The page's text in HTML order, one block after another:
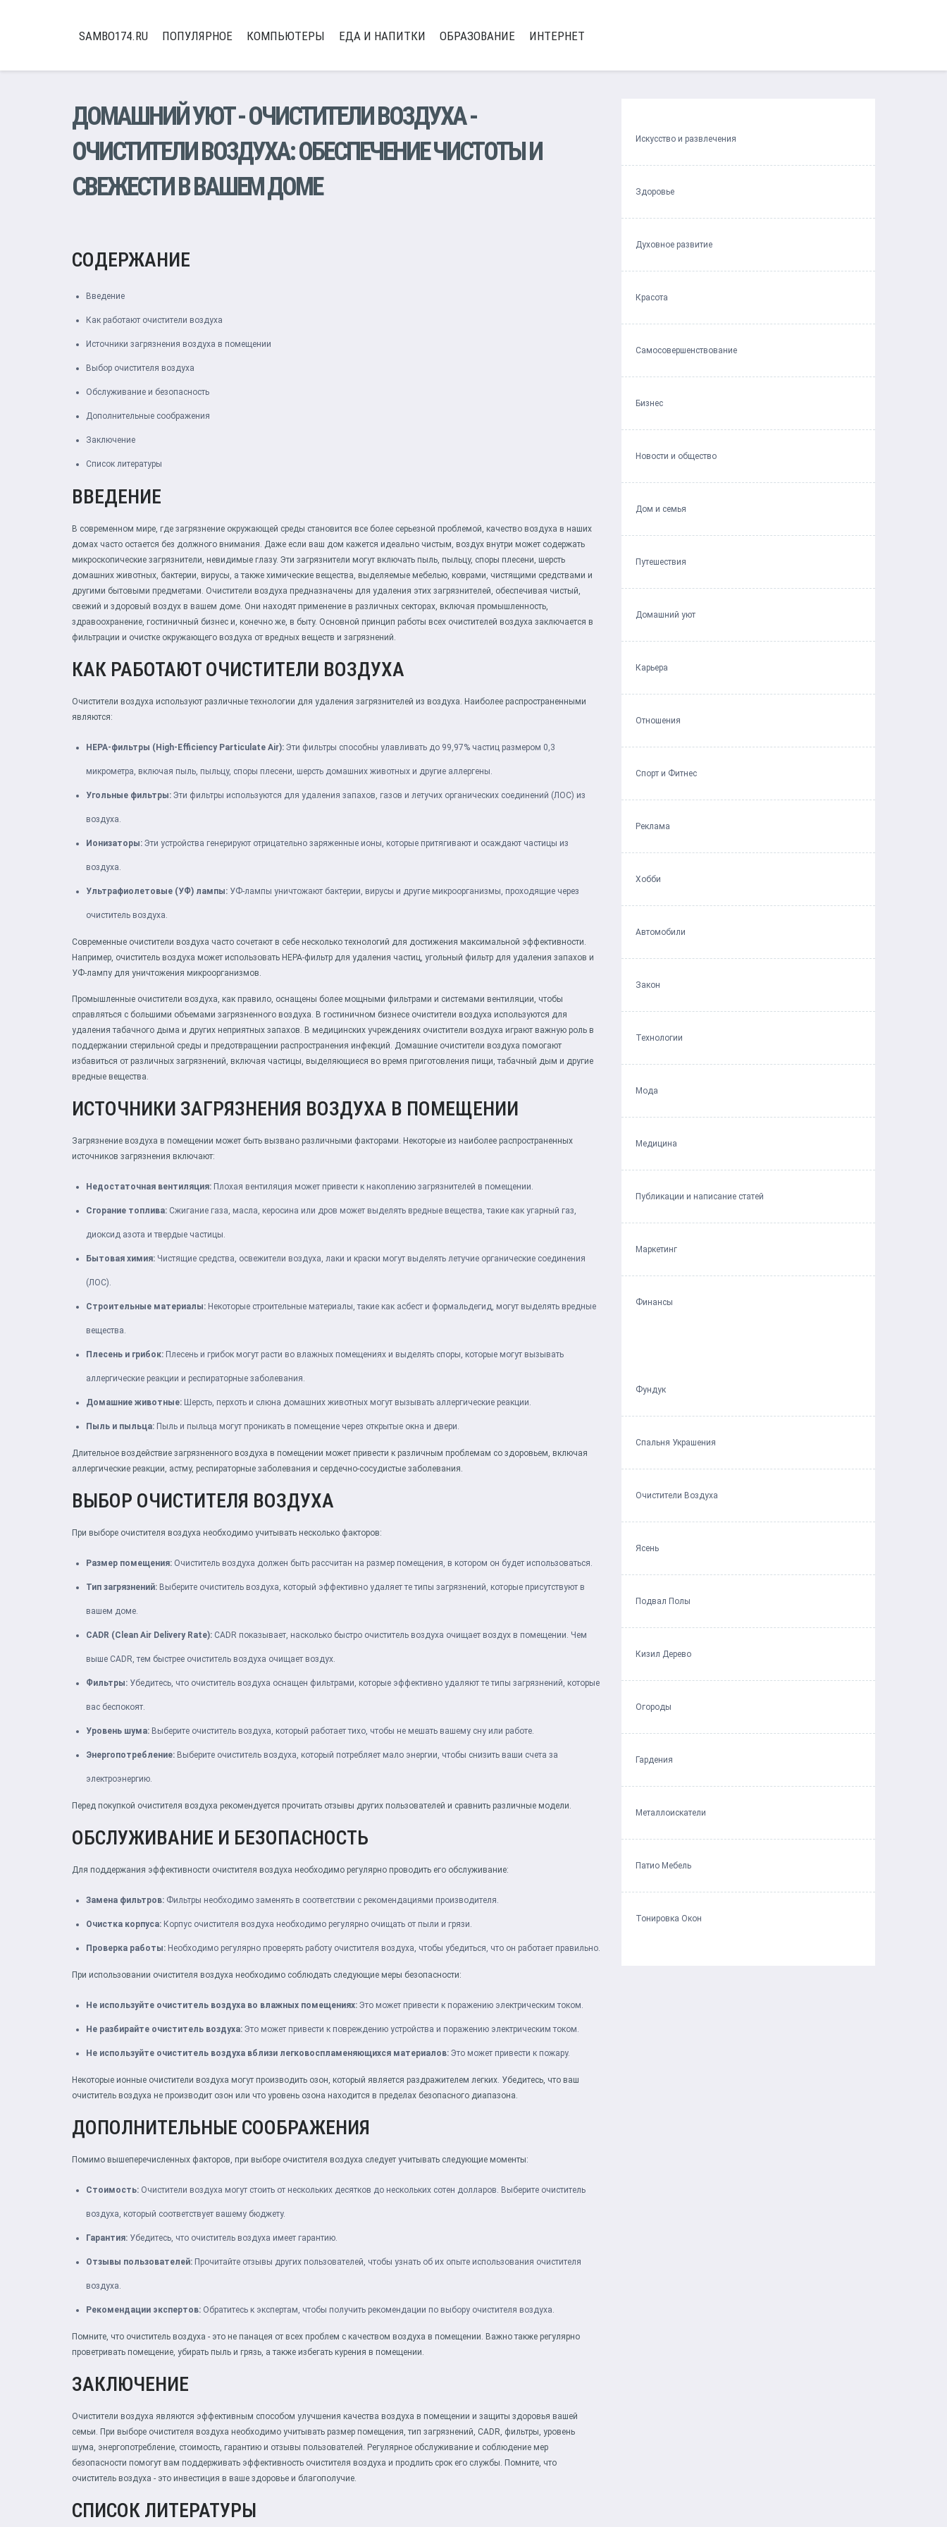
SAMBO174.RU ПОПУЛЯРНОЕ КОМПЬЮТЕРЫ ЕДА И НАПИТКИ ОБРАЗОВАНИЕ ИНТЕРНЕТ
ДОМАШНИЙ УЮТ-ОЧИСТИТЕЛИ ВОЗДУХА-
ОЧИСТИТЕЛИ ВОЗДУХА: ОБЕСПЕЧЕНИЕ ЧИСТОТЫ И
СВЕЖЕСТИ В ВАШЕМ ДОМЕ
СОДЕРЖАНИЕ
Введение
Как работают очистители воздуха
Источники загрязнения воздуха в помещении
Выбор очистителя воздуха
Обслуживание и безопасность
Дополнительные соображения
Заключение
Список литературы
ВВЕДЕНИЕ
В современном мире, где загрязнение окружающей среды становится все более серьезной проблемой, качество воздуха в наших
домах часто остается без должного внимания. Даже если ваш дом кажется идеально чистым, воздух внутри может содержать
микроскопические загрязнители, невидимые глазу. Эти загрязнители могут включать пыль, пыльцу, споры плесени, шерсть
домашних животных, бактерии, вирусы, а также химические вещества, выделяемые мебелью, коврами, чистящими средствами и
другими бытовыми предметами. Очистители воздуха предназначены для удаления этих загрязнителей, обеспечивая чистый,
свежий и здоровый воздух в вашем доме. Они находят применение в различных секторах, включая промышленность,
здравоохранение, гостиничный бизнес и, конечно же, в быту. Основной принцип работы всех очистителей воздуха заключается в
фильтрации и очистке окружающего воздуха от вредных веществ и загрязнений.
КАК РАБОТАЮТ ОЧИСТИТЕЛИ ВОЗДУХА
Очистители воздуха используют различные технологии для удаления загрязнителей из воздуха. Наиболее распространенными
являются:
HEPA-фильтры (High-Efficiency Particulate Air): Эти фильтры способны улавливать до 99,97% частиц размером 0,3
микрометра, включая пыль, пыльцу, споры плесени, шерсть домашних животных и другие аллергены.
Угольные фильтры: Эти фильтры используются для удаления запахов, газов и летучих органических соединений (ЛОС) из
воздуха.
Ионизаторы: Эти устройства генерируют отрицательно заряженные ионы, которые притягивают и осаждают частицы из
воздуха.
Ультрафиолетовые (УФ) лампы: УФ-лампы уничтожают бактерии, вирусы и другие микроорганизмы, проходящие через
очиститель воздуха.
Современные очистители воздуха часто сочетают в себе несколько технологий для достижения максимальной эффективности.
Например, очиститель воздуха может использовать HEPA-фильтр для удаления частиц, угольный фильтр для удаления запахов и
УФ-лампу для уничтожения микроорганизмов.
Промышленные очистители воздуха, как правило, оснащены более мощными фильтрами и системами вентиляции, чтобы
справляться с большими объемами загрязненного воздуха. В гостиничном бизнесе очистители воздуха используются для
удаления табачного дыма и других неприятных запахов. В медицинских учреждениях очистители воздуха играют важную роль в
поддержании стерильной среды и предотвращении распространения инфекций. Домашние очистители воздуха помогают
избавиться от различных загрязнений, включая частицы, выделяющиеся во время приготовления пищи, табачный дым и другие
вредные вещества.
ИСТОЧНИКИ ЗАГРЯЗНЕНИЯ ВОЗДУХА В ПОМЕЩЕНИИ
Загрязнение воздуха в помещении может быть вызвано различными факторами. Некоторые из наиболее распространенных
источников загрязнения включают:
Недостаточная вентиляция: Плохая вентиляция может привести к накоплению загрязнителей в помещении.
Сгорание топлива: Сжигание газа, масла, керосина или дров может выделять вредные вещества, такие как угарный газ,
диоксид азота и твердые частицы.
Бытовая химия: Чистящие средства, освежители воздуха, лаки и краски могут выделять летучие органические соединения
(ЛОС).
Строительные материалы: Некоторые строительные материалы, такие как асбест и формальдегид, могут выделять вредные
вещества.
Плесень и грибок: Плесень и грибок могут расти во влажных помещениях и выделять споры, которые могут вызывать
аллергические реакции и респираторные заболевания.
Домашние животные: Шерсть, перхоть и слюна домашних животных могут вызывать аллергические реакции.
Пыль и пыльца: Пыль и пыльца могут проникать в помещение через открытые окна и двери.
Длительное воздействие загрязненного воздуха в помещении может привести к различным проблемам со здоровьем, включая
аллергические реакции, астму, респираторные заболевания и сердечно-сосудистые заболевания.
ВЫБОР ОЧИСТИТЕЛЯ ВОЗДУХА
При выборе очистителя воздуха необходимо учитывать несколько факторов:
Размер помещения: Очиститель воздуха должен быть рассчитан на размер помещения, в котором он будет использоваться.
Тип загрязнений: Выберите очиститель воздуха, который эффективно удаляет те типы загрязнений, которые присутствуют в
вашем доме.
CADR (Clean Air Delivery Rate): CADR показывает, насколько быстро очиститель воздуха очищает воздух в помещении. Чем
выше CADR, тем быстрее очиститель воздуха очищает воздух.
Фильтры: Убедитесь, что очиститель воздуха оснащен фильтрами, которые эффективно удаляют те типы загрязнений, которые
вас беспокоят.
Уровень шума: Выберите очиститель воздуха, который работает тихо, чтобы не мешать вашему сну или работе.
Энергопотребление: Выберите очиститель воздуха, который потребляет мало энергии, чтобы снизить ваши счета за
электроэнергию.
Перед покупкой очистителя воздуха рекомендуется прочитать отзывы других пользователей и сравнить различные модели.
ОБСЛУЖИВАНИЕ И БЕЗОПАСНОСТЬ
Для поддержания эффективности очистителя воздуха необходимо регулярно проводить его обслуживание:
Замена фильтров: Фильтры необходимо заменять в соответствии с рекомендациями производителя.
Очистка корпуса: Корпус очистителя воздуха необходимо регулярно очищать от пыли и грязи.
Проверка работы: Необходимо регулярно проверять работу очистителя воздуха, чтобы убедиться, что он работает правильно.
При использовании очистителя воздуха необходимо соблюдать следующие меры безопасности:
Не используйте очиститель воздуха во влажных помещениях: Это может привести к поражению электрическим током.
Не разбирайте очиститель воздуха: Это может привести к повреждению устройства и поражению электрическим током.
Не используйте очиститель воздуха вблизи легковоспламеняющихся материалов: Это может привести к пожару.
Некоторые ионные очистители воздуха могут производить озон, который является раздражителем легких. Убедитесь, что ваш
очиститель воздуха не производит озон или что уровень озона находится в пределах безопасного диапазона.
ДОПОЛНИТЕЛЬНЫЕ СООБРАЖЕНИЯ
Помимо вышеперечисленных факторов, при выборе очистителя воздуха следует учитывать следующие моменты:
Стоимость: Очистители воздуха могут стоить от нескольких десятков до нескольких сотен долларов. Выберите очиститель
воздуха, который соответствует вашему бюджету.
Гарантия: Убедитесь, что очиститель воздуха имеет гарантию.
Отзывы пользователей: Прочитайте отзывы других пользователей, чтобы узнать об их опыте использования очистителя
воздуха.
Рекомендации экспертов: Обратитесь к экспертам, чтобы получить рекомендации по выбору очистителя воздуха.
Помните, что очиститель воздуха - это не панацея от всех проблем с качеством воздуха в помещении. Важно также регулярно
проветривать помещение, убирать пыль и грязь, а также избегать курения в помещении.
ЗАКЛЮЧЕНИЕ
Очистители воздуха являются эффективным способом улучшения качества воздуха в помещении и защиты здоровья вашей
семьи. При выборе очистителя воздуха необходимо учитывать размер помещения, тип загрязнений, CADR, фильтры, уровень
шума, энергопотребление, стоимость, гарантию и отзывы пользователей. Регулярное обслуживание и соблюдение мер
безопасности помогут вам поддерживать эффективность очистителя воздуха и продлить срок его службы. Помните, что
очиститель воздуха - это инвестиция в ваше здоровье и благополучие.
СПИСОК ЛИТЕРАТУРЫ
Искусство и развлечения
Здоровье
Духовное развитие
Красота
Самосовершенствование
Бизнес
Новости и общество
Дом и семья
Путешествия
Домашний уют
Карьера
Отношения
Спорт и Фитнес
Реклама
Хобби
Автомобили
Закон
Технологии
Мода
Медицина
Публикации и написание статей
Маркетинг
Финансы
Фундук
Спальня Украшения
Очистители Воздуха
Ясень
Подвал Полы
Кизил Дерево
Огороды
Гардения
Металлоискатели
Патио Мебель
Тонировка Окон